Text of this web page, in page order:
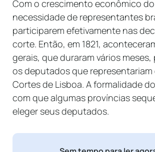
Com o crescimento econômico
necessidade de representantes
participarem efetivamente nas
corte. Então, em 1821,
gerais, que duraram vários
os deputados que representariam
Cortes de Lisboa. A formalidade
com que algumas províncias
eleger seus deputados.